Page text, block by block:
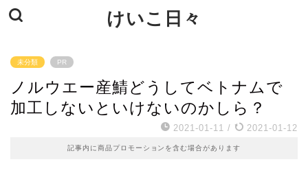
けいこ日々
未分類 PR
ノルウエー産鯖どうしてベトナムで
加工しないといけないのかしら？
2021-01-11 / 2021-01-12
記事内に商品プロモーションを含む場合があります